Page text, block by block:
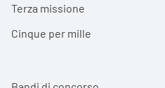
Terza missione
Cinque per mille